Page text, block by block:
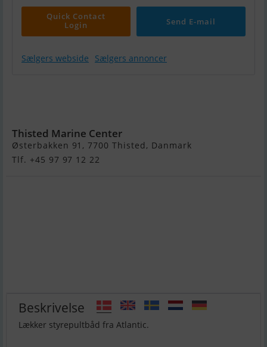
Quick Contact
Login
Send E-mail
Sælgers webside Sælgers annoncer
Thisted Marine Center
Østerbakken 91, 7700 Thisted, Danmark
Tlf. +45 97 97 12 22
Beskrivelse
Lækker styrepultbåd fra Atlantic.